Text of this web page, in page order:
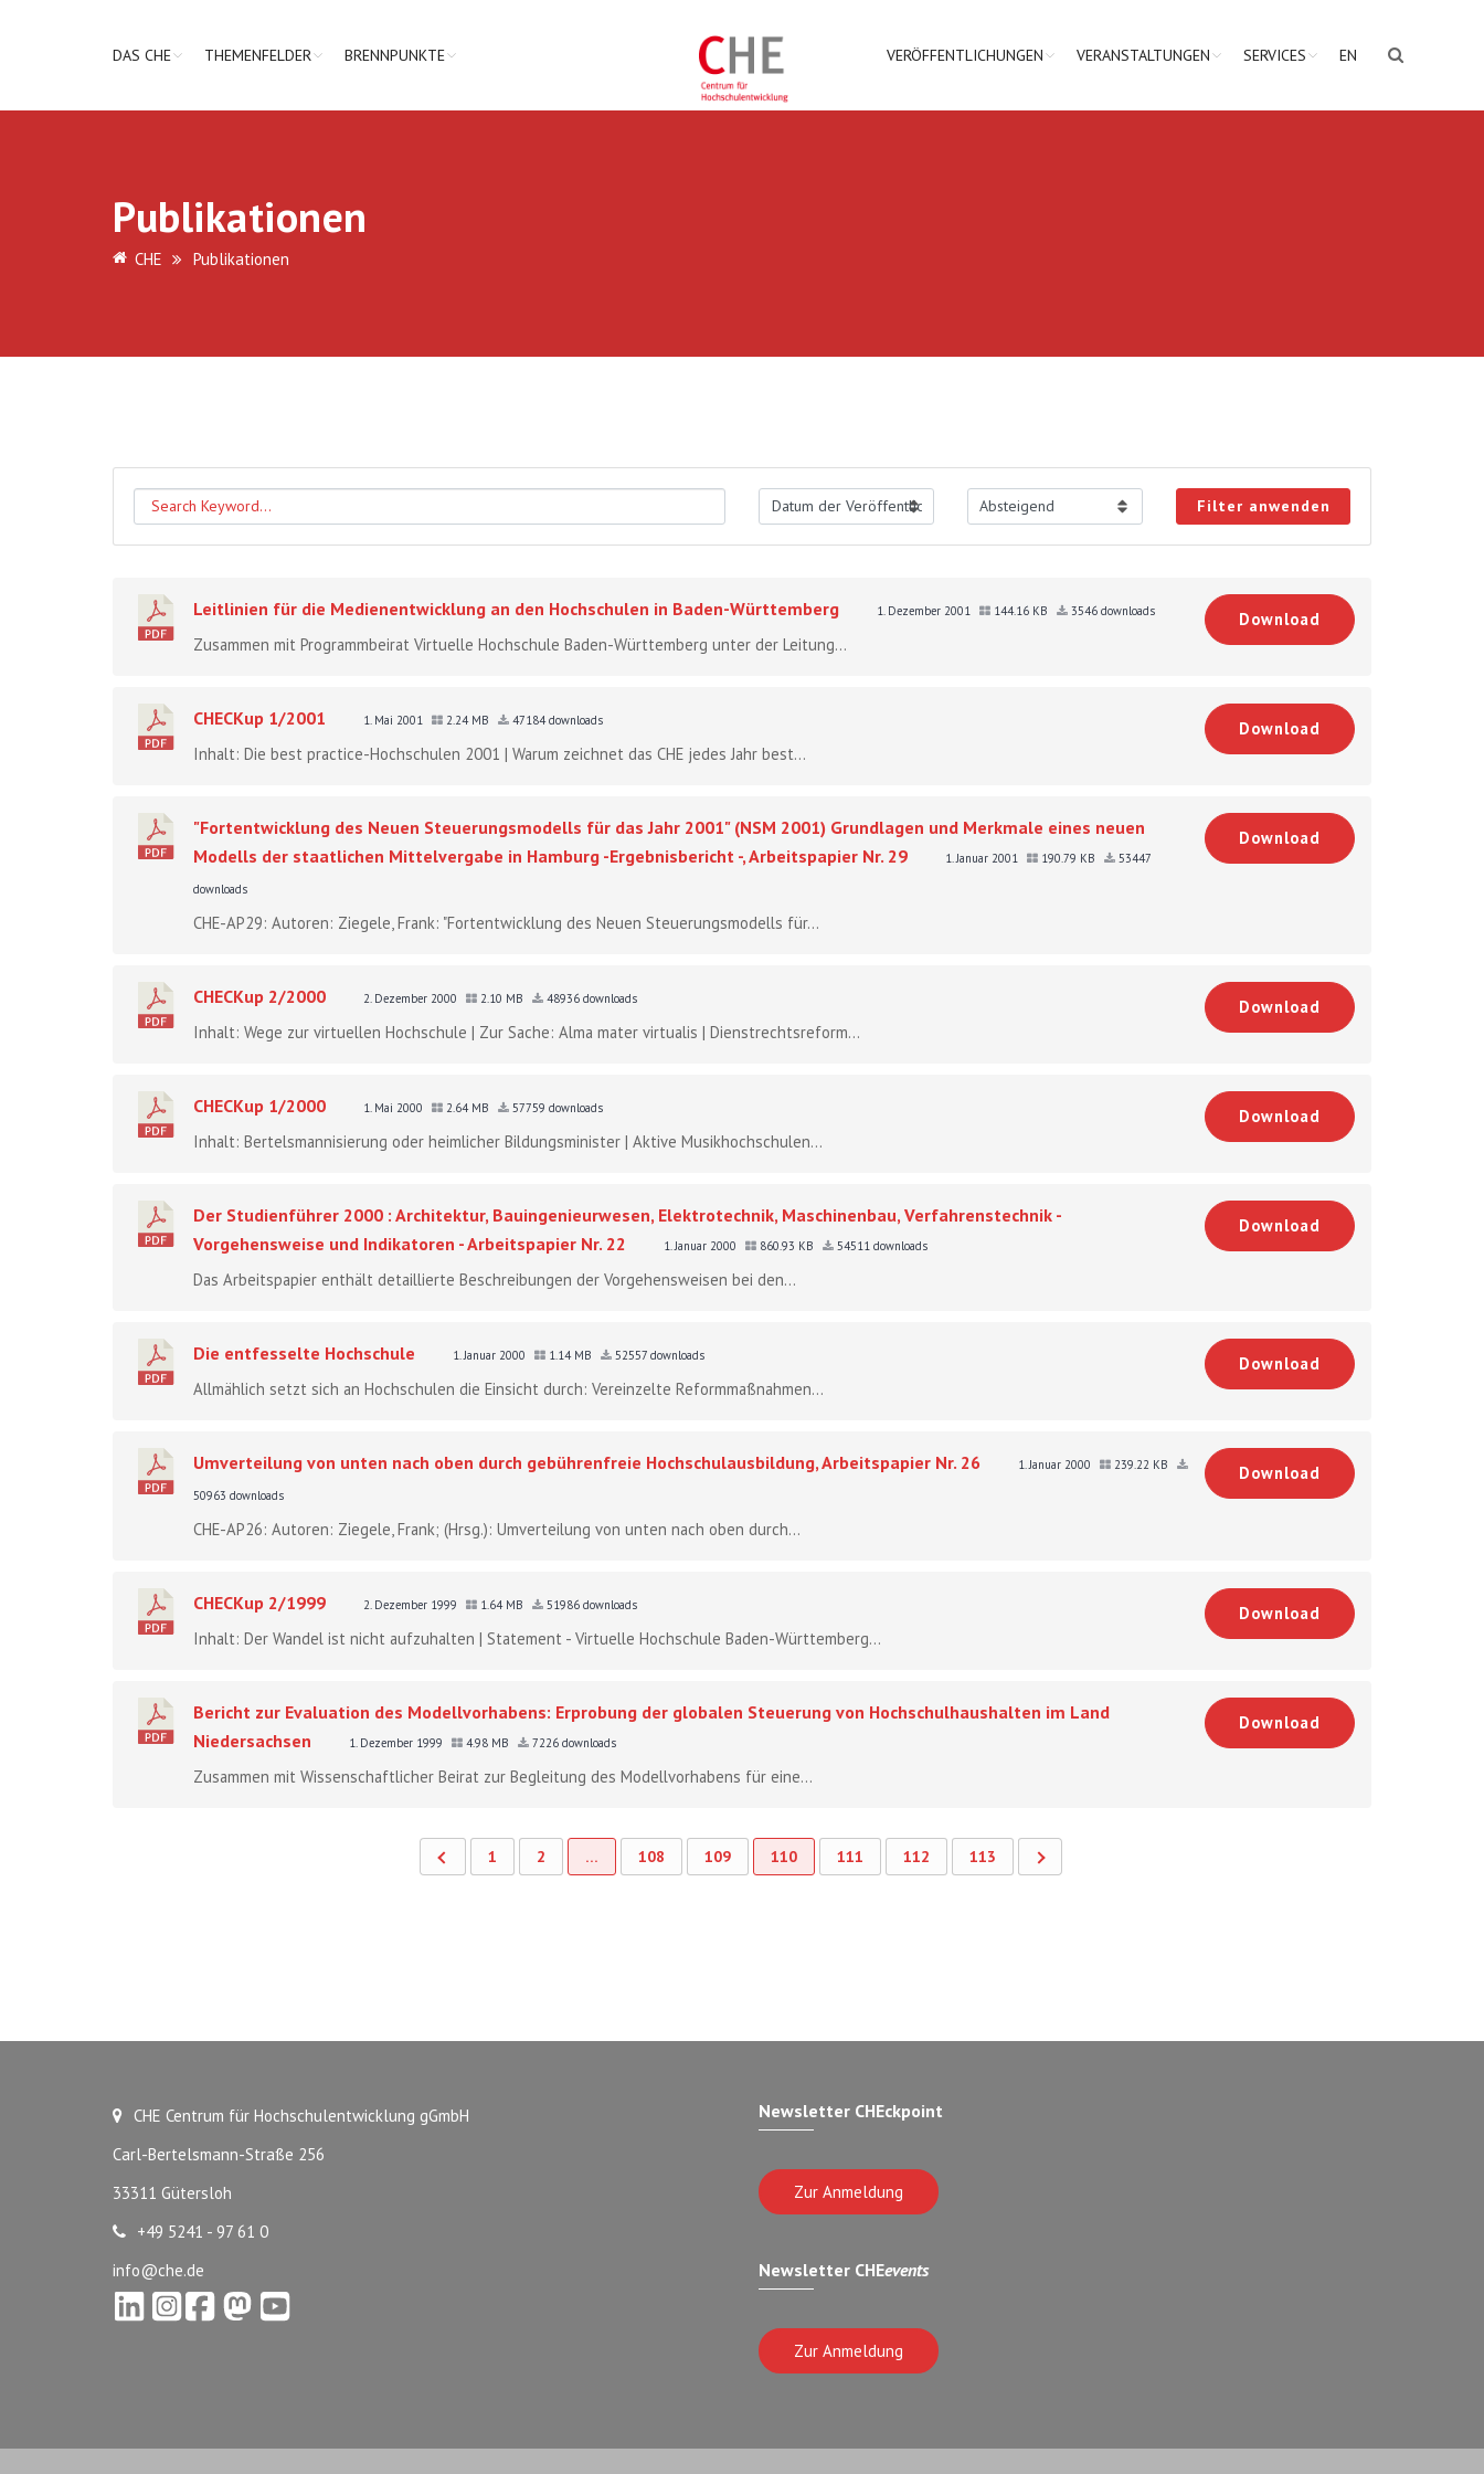
DAS CHE THEMENFELDER BRENNPUNKTE VERÖFFENTLICHUNGEN VERANSTALTUNGEN SERVICES EN
Publikationen
CHE Publikationen
Filter anwenden
Leitlinien für die Medienentwicklung an den Hochschulen in Baden-Württemberg 1. Dezember 2001 144.16 KB 3546 downloads
Zusammen mit Programmbeirat Virtuelle Hochschule Baden-Württemberg unter der Leitung...
Download
CHECKup 1/2001 1. Mai 2001 2.24 MB 47184 downloads
Inhalt: Die best practice-Hochschulen 2001 | Warum zeichnet das CHE jedes Jahr best...
Download
"Fortentwicklung des Neuen Steuerungsmodells für das Jahr 2001" (NSM 2001) Grundlagen und Merkmale eines neuen
Modells der staatlichen Mittelvergabe in Hamburg -Ergebnisbericht -, Arbeitspapier Nr. 29
1. Januar 2001 190.79 KB
53447
downloads
CHE-AP29: Autoren: Ziegele, Frank: "Fortentwicklung des Neuen Steuerungsmodells für...
Download
CHECKup 2/2000 2. Dezember 2000 2.10 MB 48936 downloads
Inhalt: Wege zur virtuellen Hochschule | Zur Sache: Alma mater virtualis | Dienstrechtsreform...
Download
CHECKup 1/2000 1. Mai 2000 2.64 MB 57759 downloads
Inhalt: Bertelsmannisierung oder heimlicher Bildungsminister | Aktive Musikhochschulen...
Download
Der Studienführer 2000 : Architektur, Bauingenieurwesen, Elektrotechnik, Maschinenbau, Verfahrenstechnik -
Vorgehensweise und Indikatoren - Arbeitspapier Nr. 22
1. Januar 2000 860.93 KB 54511 downloads
Das Arbeitspapier enthält detaillierte Beschreibungen der Vorgehensweisen bei den...
Download
Die entfesselte Hochschule 1. Januar 2000 1.14 MB 52557 downloads
Allmählich setzt sich an Hochschulen die Einsicht durch: Vereinzelte Reformmaßnahmen...
Download
Umverteilung von unten nach oben durch gebührenfreie Hochschulausbildung, Arbeitspapier Nr. 26 1. Januar 2000
239.22 KB
50963 downloads
CHE-AP26: Autoren: Ziegele, Frank; (Hrsg.): Umverteilung von unten nach oben durch...
Download
CHECKup 2/1999 2. Dezember 1999 1.64 MB 51986 downloads
Inhalt: Der Wandel ist nicht aufzuhalten | Statement - Virtuelle Hochschule Baden-Württemberg...
Download
Bericht zur Evaluation des Modellvorhabens: Erprobung der globalen Steuerung von Hochschulhaushalten im Land
Niedersachsen
1. Dezember 1999 4.98 MB 7226 downloads
Zusammen mit Wissenschaftlicher Beirat zur Begleitung des Modellvorhabens für eine...
Download
1 2 … 108 109 110 111 112 113
CHE Centrum für Hochschulentwicklung gGmbH
Carl-Bertelsmann-Straße 256
33311 Gütersloh
+49 5241 - 97 61 0
info@che.de
Newsletter CHEckpoint
Zur Anmeldung
Newsletter CHEevents
Zur Anmeldung